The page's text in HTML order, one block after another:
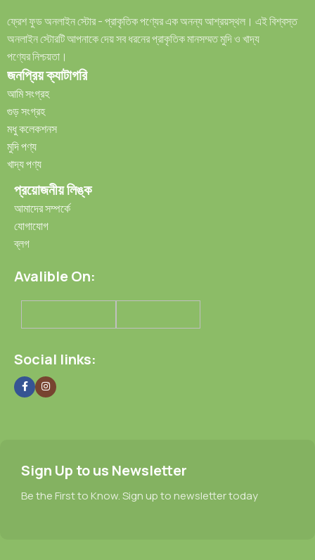
ফ্রেশ ফুড অনলাইন স্টোর - প্রাকৃতিক পণ্যের এক অনন্য আশ্রয়স্থল। এই বিশ্বস্ত
অনলাইন স্টোরটি আপনাকে দেয় সব ধরনের প্রাকৃতিক মানসম্মত মুদি ও খাদ্য
পণ্যের নিশ্চয়তা।
জনপ্রিয় ক্যাটাগরি
আমি সংগ্রহ
গুড় সংগ্রহ
মধু কলেকশনস
মুদি পণ্য
খাদ্য পণ্য
প্রয়োজনীয় লিঙ্ক
আমাদের সম্পর্কে
যোগাযোগ
ব্লগ
Avalible On:
Social links:
Sign Up to us Newsletter
Be the First to Know. Sign up to newsletter today